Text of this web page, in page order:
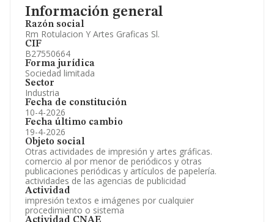
Información general
Razón social
Rm Rotulacion Y Artes Graficas Sl.
CIF
B27550664
Forma jurídica
Sociedad limitada
Sector
Industria
Fecha de constitución
10-4-2026
Fecha último cambio
19-4-2026
Objeto social
Otras actividades de impresión y artes gráficas.
comercio al por menor de periódicos y otras
publicaciones periódicas y artículos de papelería.
actividades de las agencias de publicidad
Actividad
impresión textos e imágenes por cualquier
procedimiento o sistema
Información oficial y registral complementaria.